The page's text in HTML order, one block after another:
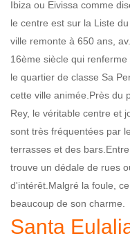
Ibiza ou Eivissa comme
le centre est sur la Liste
ville remonte à 650 ans,
16ème siècle qui
le quartier de classe Sa
cette ville animée.Près du
Rey, le véritable centre et
sont très fréquentées par
terrasses et des
trouve un dédale de rues
d'intérêt.Malgré la foule,
beaucoup de son charme.
Santa